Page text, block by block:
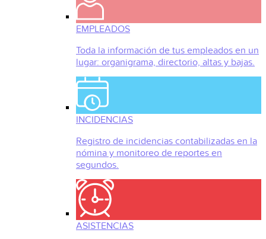
EMPLEADOS
Toda la información de tus empleados en un
lugar: organigrama, directorio, altas y bajas.
INCIDENCIAS
Registro de incidencias contabilizadas en la
nómina y monitoreo de reportes en
segundos.
ASISTENCIAS